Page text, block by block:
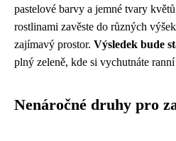
pastelové barvy a jemné tvary
rostlinami zavěste do různých
zajímavý prostor. Výsledek bude
plný zeleně, kde si vychutnáte
Nenáročné druhy pro